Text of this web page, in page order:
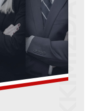
HAKKIMIZDA